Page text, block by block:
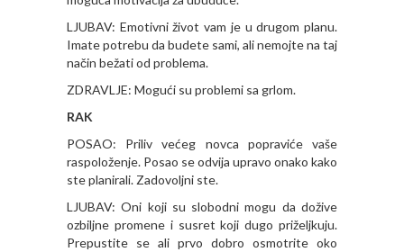
LJUBAV: Emotivni život vam je u drugom planu.
Imate potrebu da budete sami, ali nemojte na taj
način bežati od problema.
ZDRAVLJE: Mogući su problemi sa grlom.
RAK
POSAO: Priliv većeg novca popraviće vaše
raspoloženje. Posao se odvija upravo onako kako
ste planirali. Zadovoljni ste.
LJUBAV: Oni koji su slobodni mogu da dožive
ozbiljne promene i susret koji dugo priželjkuju.
Prepustite se ali prvo dobro osmotrite oko